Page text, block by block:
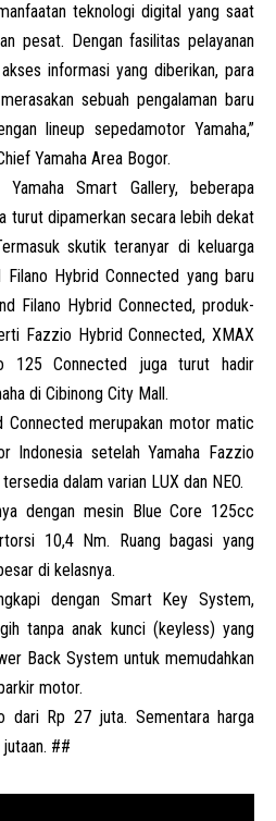
teknologi digital yang saat
pesat. Dengan fasilitas pelayanan
informasi yang diberikan, para
sebuah pengalaman baru
lineup sepedamotor Yamaha,”
Yamaha Area Bogor.
Smart Gallery, beberapa
turut dipamerkan secara lebih dekat
skutik teranyar di keluarga
Filano Hybrid Connected yang baru
Filano Hybrid Connected, produk-
Fazzio Hybrid Connected, XMAX
125 Connected juga turut hadir
di Cibinong City Mall.
Connected merupakan motor matic
Indonesia setelah Yamaha Fazzio
dalam varian LUX dan NEO.
dengan mesin Blue Core 125cc
10,4 Nm. Ruang bagasi yang
di kelasnya.
dengan Smart Key System,
tanpa anak kunci (keyless) yang
Back System untuk memudahkan
motor.
dari Rp 27 juta. Sementara harga
##